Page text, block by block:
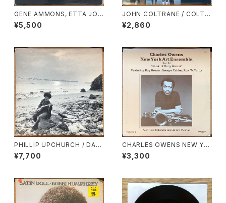
GENE AMMONS, ETTA JON
ES, JACK McDUFF / SOUL
SUMMIT VOL.2
¥5,500
JOHN COLTRANE / COLTR
ANE LIVE AT THE VILLAGE
VANGUARD AGAIN!
¥2,860
PHILLIP UPCHURCH / DAR
KNESS, DARKNESS
¥7,700
CHARLES OWENS NEW YO
RK ART ENSEMBLE / PLAYS
THE MUSIC OF HARRY WA
¥3,300